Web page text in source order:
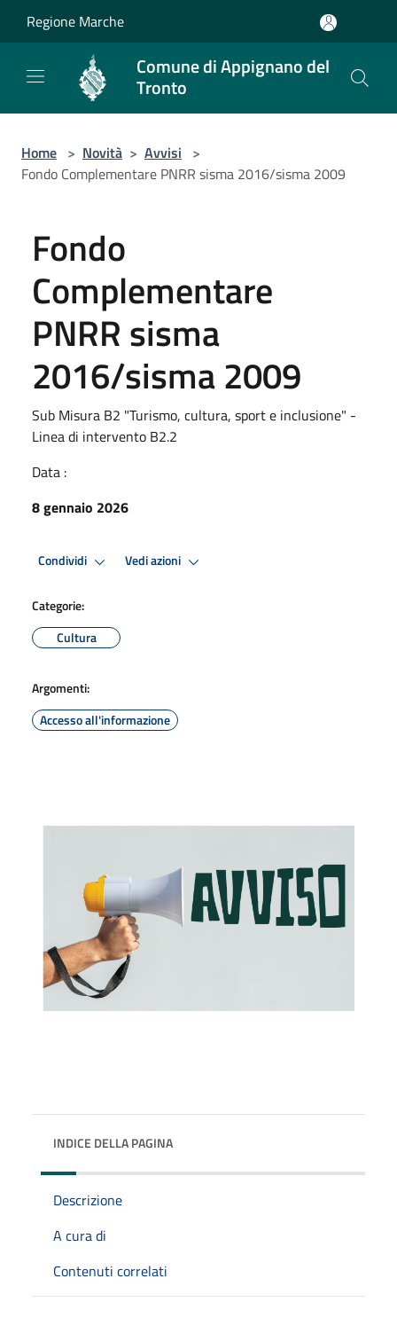
Regione Marche
Comune di Appignano del
Tronto
Home > Novità > Avvisi >
Fondo Complementare PNRR sisma 2016/sisma 2009
Fondo
Complementare
PNRR sisma
2016/sisma 2009
Sub Misura B2 "Turismo, cultura, sport e inclusione" -
Linea di intervento B2.2
Data :
8 gennaio 2026
Condividi Vedi azioni
Categorie:
Cultura
Argomenti:
Accesso all'informazione
INDICE DELLA PAGINA
Descrizione
A cura di
Contenuti correlati